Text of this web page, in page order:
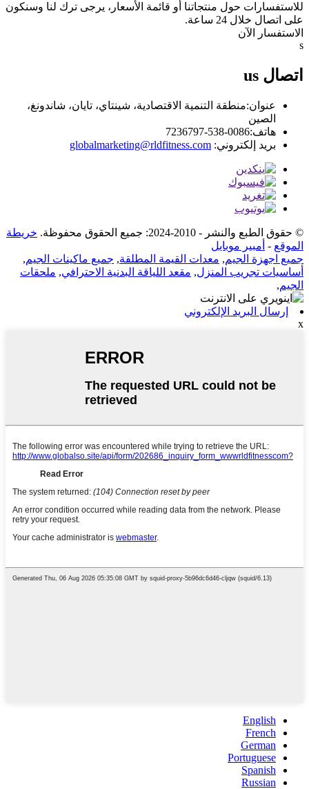
للاستفسارات حول منتجاتنا أو قائمة الأسعار، يرجى ترك لنا وسنكون
على اتصال خلال 24 ساعة.
الاستفسار الآن
s
اتصال
عنوان:منطقة التنمية الاقتصادية، شينتاي، تايان، شاندونغ،
الصين
هاتف:0086-538-7236797
بريد إلكتروني: globalmarketing@rldfitness.com
© حقوق الطبع والنشر - 2010-2024: جميع الحقوق محفوظة.
خريطة
الموقع - أمبير موبايل
جميع اجهزة الجيم, معدات القيمة المطلقة, جميع ماكينات الجيم,
أساسيات تجريب المنزل, مقعد اللياقة البدنية الاحترافي, ملحقات
الجيم,
إرسال البريد الإلكتروني
x
English
French
German
Portuguese
Spanish
Russian